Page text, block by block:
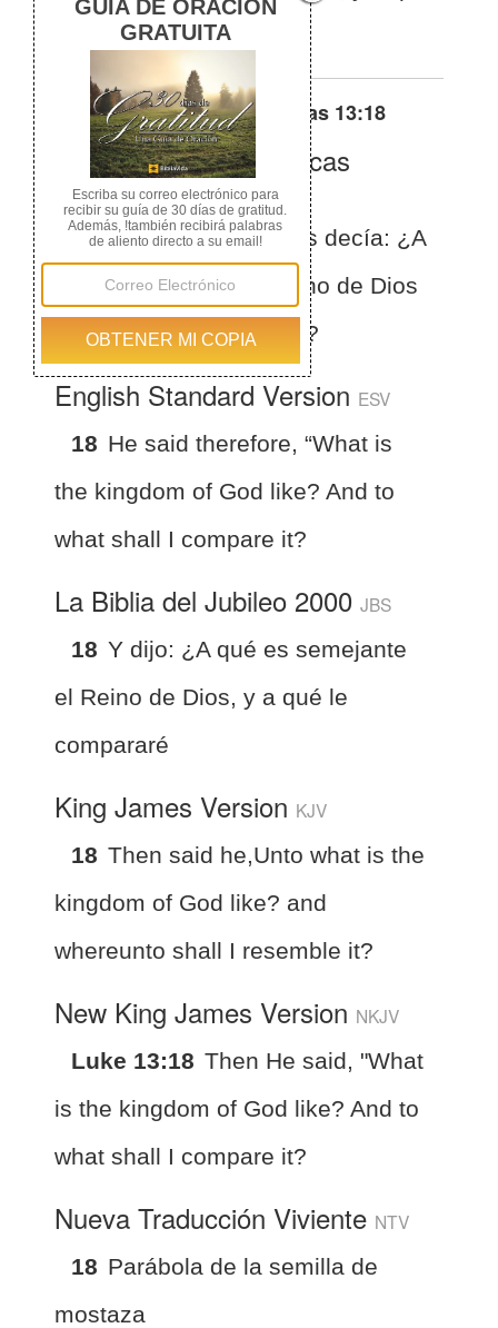
le compararé?
Otras traducciones de Lucas 13:18
La Biblia de las Américas
(Español)BLA
Lucas 13:18 Entonces decía: ¿A
qué es semejante el reino de Dios
y con qué lo compararé?
English Standard Version ESV
18 He said therefore, “What is
the kingdom of God like? And to
what shall I compare it?
La Biblia del Jubileo 2000 JBS
18 Y dijo: ¿A qué es semejante
el Reino de Dios, y a qué le
compararé
King James Version KJV
18 Then said he,Unto what is the
kingdom of God like? and
whereunto shall I resemble it?
New King James Version NKJV
Luke 13:18 Then He said, "What
is the kingdom of God like? And to
what shall I compare it?
Nueva Traducción Viviente NTV
18 Parábola de la semilla de
mostaza